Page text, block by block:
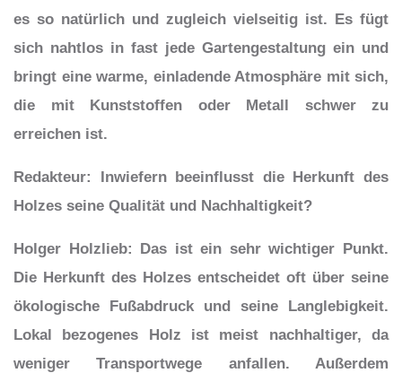
es so natürlich und zugleich vielseitig ist. Es fügt
sich nahtlos in fast jede Gartengestaltung ein und
bringt eine warme, einladende Atmosphäre mit sich,
die mit Kunststoffen oder Metall schwer zu
erreichen ist.
Redakteur: Inwiefern beeinflusst die Herkunft des
Holzes seine Qualität und Nachhaltigkeit?
Holger Holzlieb: Das ist ein sehr wichtiger Punkt.
Die Herkunft des Holzes entscheidet oft über seine
ökologische Fußabdruckund seine Langlebigkeit.
Lokal bezogenes Holz ist meist nachhaltiger, da
weniger Transportwege anfallen. Außerdem